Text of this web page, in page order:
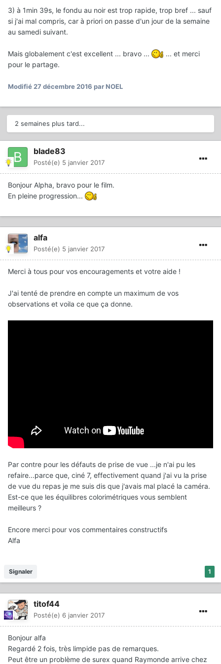
3) à 1min 39s, le fondu au noir est trop rapide, trop bref ... sauf
si j'ai mal compris, car à priori on passe d'un jour de la semaine
au samedi suivant.
Mais globalement c'est excellent ... bravo ...
... et merci
pour le partage.
Modifié 27 décembre 2016 par NOEL
2 semaines plus tard...
blade83
Posté(e) 5 janvier 2017
Bonjour Alpha, bravo pour le film.
En pleine progression...
alfa
Posté(e) 5 janvier 2017
Merci à tous pour vos encouragements et votre aide !
J'ai tenté de prendre en compte un maximum de vos
observations et voila ce que ça donne.
Par contre pour les défauts de prise de vue ...je n'ai pu les
refaire...parce que, ciné 7, effectivement quand j'ai vu la prise
de vue du repas je me suis dis que j'avais mal placé la caméra.
Est-ce que les équilibres colorimétriques vous semblent
meilleurs ?
Encore merci pour vos commentaires constructifs
Alfa
1
Signaler
titof44
Posté(e) 6 janvier 2017
Bonjour alfa
Regardé 2 fois, très limpide pas de remarques.
Peut être un problème de surex quand Raymonde arrive chez